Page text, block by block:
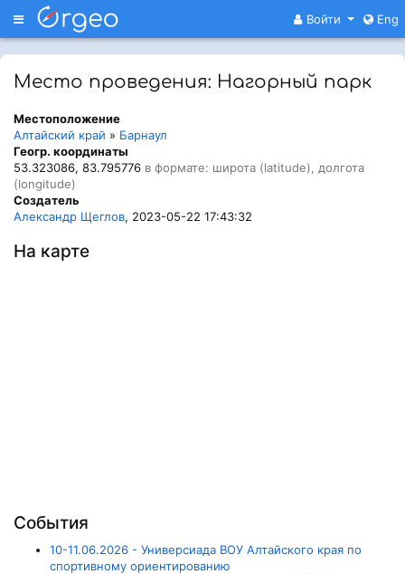
Меню Войти Eng
Место проведения: Нагорный парк
Местоположение
Алтайский край » Барнаул
Геогр. координаты
53.323086, 83.795776 в формате: широта (latitude), долгота
(longitude)
Создатель
Александр Щеглов, 2023-05-22 17:43:32
На карте
События
10-11.06.2026 - Универсиада ВОУ Алтайского края по
спортивному ориентированию